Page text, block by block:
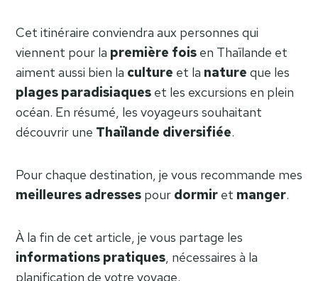
Cet itinéraire conviendra aux personnes qui
viennent pour la première fois en Thaïlande et
aiment aussi bien la culture et la nature que les
plages paradisiaques et les excursions en plein
océan. En résumé, les voyageurs souhaitant
découvrir une Thaïlande diversifiée.
Pour chaque destination, je vous recommande mes
meilleures adresses pour dormir et manger.
À la fin de cet article, je vous partage les
informations pratiques, nécessaires à la
planification de votre voyage.